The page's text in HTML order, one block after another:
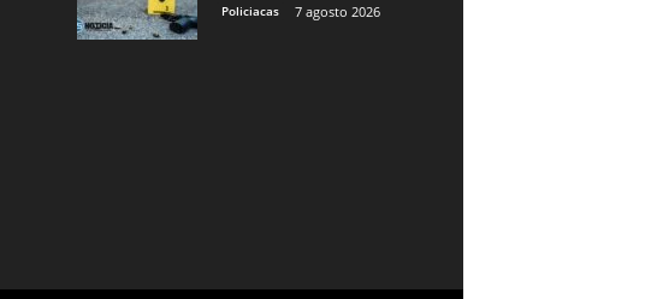
Policiacas 7 agosto 2026